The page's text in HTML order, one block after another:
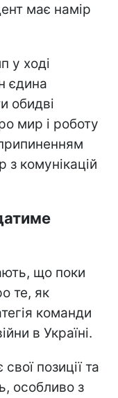
має намір
у ході
єдина
обидві
мир і роботу
з комунікацій
що поки
те, як
команди
в Україні.
позиції та
особливо з